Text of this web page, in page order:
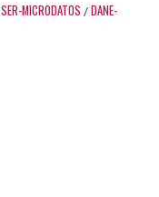
SER-MICRODATOS / DANE-